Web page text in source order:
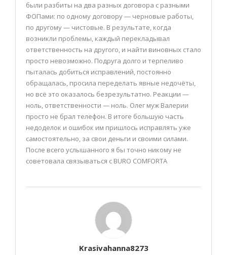
были разбиты на два разных договора с разными
ФОПами: по одному договору — черновые работы,
по другому — чистовые. В результате, когда
возникли проблемы, каждый перекладывал
ответственность на другого, и найти виновных стало
просто невозможно. Подруга долго и терпеливо
пыталась добиться исправлений, постоянно
обращалась, просила переделать явные недочёты,
но всё это оказалось безрезультатно. Реакции —
ноль, ответственности — ноль. Олег муж Валерии
просто не брал телефон. В итоге большую часть
недоделок и ошибок им пришлось исправлять уже
самостоятельно, за свои деньги и своими силами.
После всего услышанного я бы точно никому не
советовала связываться с BURO COMFORTA
Krasivahanna8273